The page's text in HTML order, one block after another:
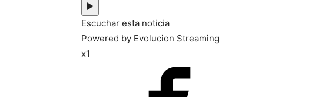
▶
Escuchar esta noticia
Powered by Evolucion Streaming
x1